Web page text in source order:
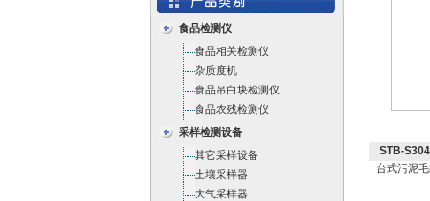
食品检测仪
食品相关检测仪
杂质度机
食品吊白块检测仪
食品农残检测仪
采样检测设备
其它采样设备
土壤采样器
大气采样器
STB-
台式污泥